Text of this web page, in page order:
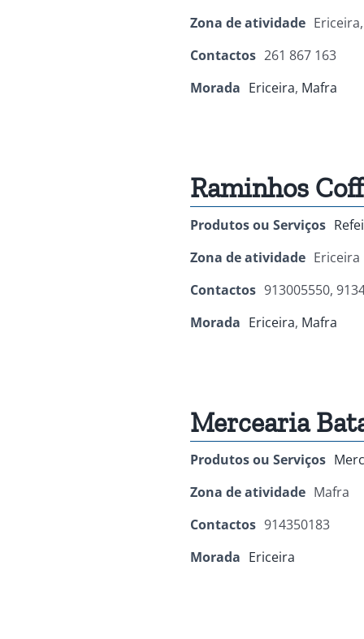
Zona de atividade
Contactos 261 867 163
Morada Ericeira, Mafra
Raminhos
Produtos ou Serviços
Zona de atividade Ericeira
Contactos 913005550,
Morada Ericeira, Mafra
Mercearia
Produtos ou Serviços
Zona de atividade Mafra
Contactos 914350183
Morada Ericeira